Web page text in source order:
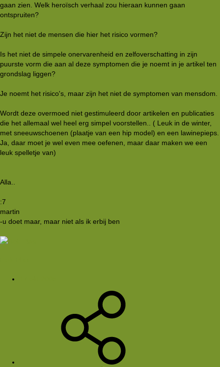
gaan zien. Welk heroïsch verhaal zou hieraan kunnen gaan
ontspruiten?
Zijn het niet de mensen die hier het risico vormen?
Is het niet de simpele onervarenheid en zelfoverschatting in zijn
puurste vorm die aan al deze symptomen die je noemt in je artikel ten
grondslag liggen?
Je noemt het risico's, maar zijn het niet de symptomen van mensdom.
Wordt deze overmoed niet gestimuleerd door artikelen en publicaties
die het allemaal wel heel erg simpel voorstellen.. ( Leuk in de winter,
met sneeuwschoenen (plaatje van een hip model) en een lawinepieps.
Ja, daar moet je wel even mee oefenen, maar daar maken we een
leuk spelletje van)
Alla..
:7
martin
-u doet maar, maar niet als ik erbij ben